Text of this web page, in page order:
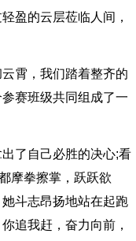
盈的云层莅临人间，
霄，我们踏着整齐的
赛班级共同组成了一
了自己必胜的决心;看
摩拳擦掌，跃跃欲
斗志昂扬地站在起跑
追我赶，奋力向前，